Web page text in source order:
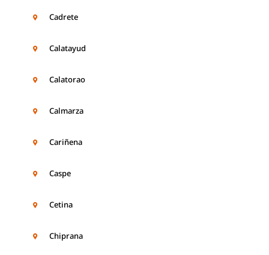
Cadrete
Calatayud
Calatorao
Calmarza
Cariñena
Caspe
Cetina
Chiprana